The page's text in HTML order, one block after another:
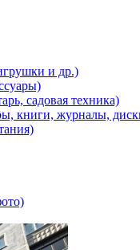
и др.)
садовая техника)
книги, журналы,